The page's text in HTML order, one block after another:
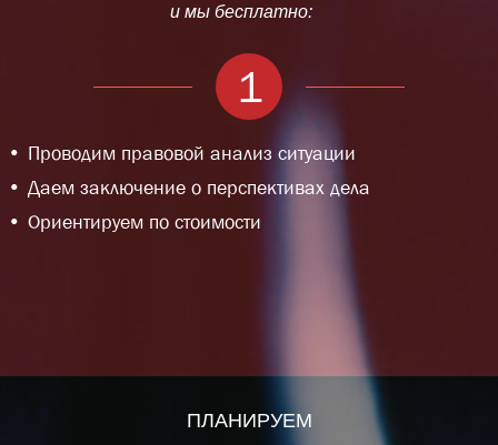
и мы бесплатно:
1
Проводим правовой анализ ситуации
Даем заключение о перспективах дела
Ориентируем по стоимости
ПЛАНИРУЕМ